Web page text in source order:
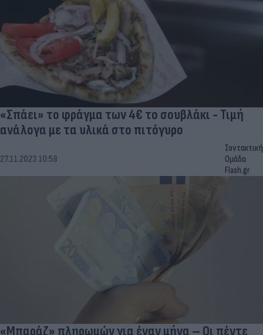
«Σπάει» το φράγμα των 4€ το σουβλάκι - Τιμή
ανάλογα με τα υλικά στο πιτόγυρο
27.11.2023 10:58
Συντακτική
Ομάδα
Flash.gr
«Μπαράζ» πληρωμών για έναν μήνα – Οι πέντε